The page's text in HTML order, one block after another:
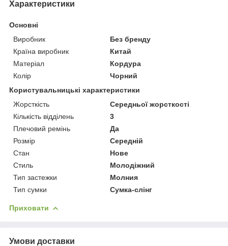
Характеристики
Основні
Виробник
Без бренду
Країна виробник
Китай
Матеріал
Кордура
Колір
Чорний
Користувальницькі характеристики
Жорсткість
Середньої жорсткості
Кількість відділень
3
Плечовий ремінь
Да
Розмір
Середній
Стан
Нове
Стиль
Молодіжний
Тип застежки
Молния
Тип сумки
Сумка-слінг
Приховати
Умови доставки